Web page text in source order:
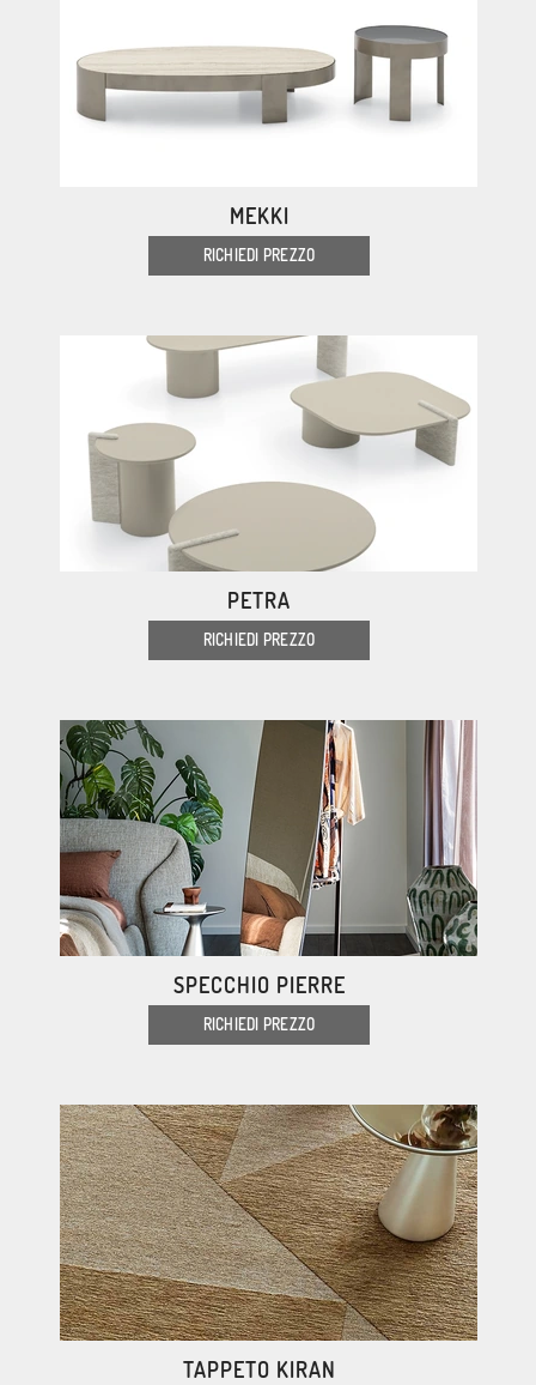
MEKKI
RICHIEDI PREZZO
PETRA
RICHIEDI PREZZO
SPECCHIO PIERRE
RICHIEDI PREZZO
TAPPETO KIRAN